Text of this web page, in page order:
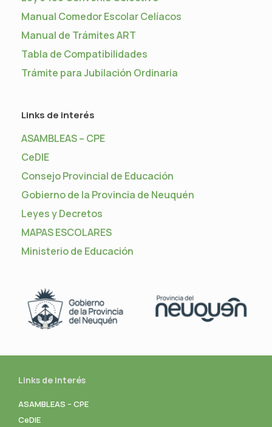
Manual Comedor Escolar Celíacos
Manual de Trámites ART
Tabla de Compatibilidades
Trámite para Jubilación Ordinaria
Links de interés
ASAMBLEAS – CPE
CeDIE
Consejo Provincial de Educación
Gobierno de la Provincia de Neuquén
Leyes y Decretos
MAPAS ESCOLARES
Ministerio de Educación
Links de interés
ASAMBLEAS – CPE
CeDIE